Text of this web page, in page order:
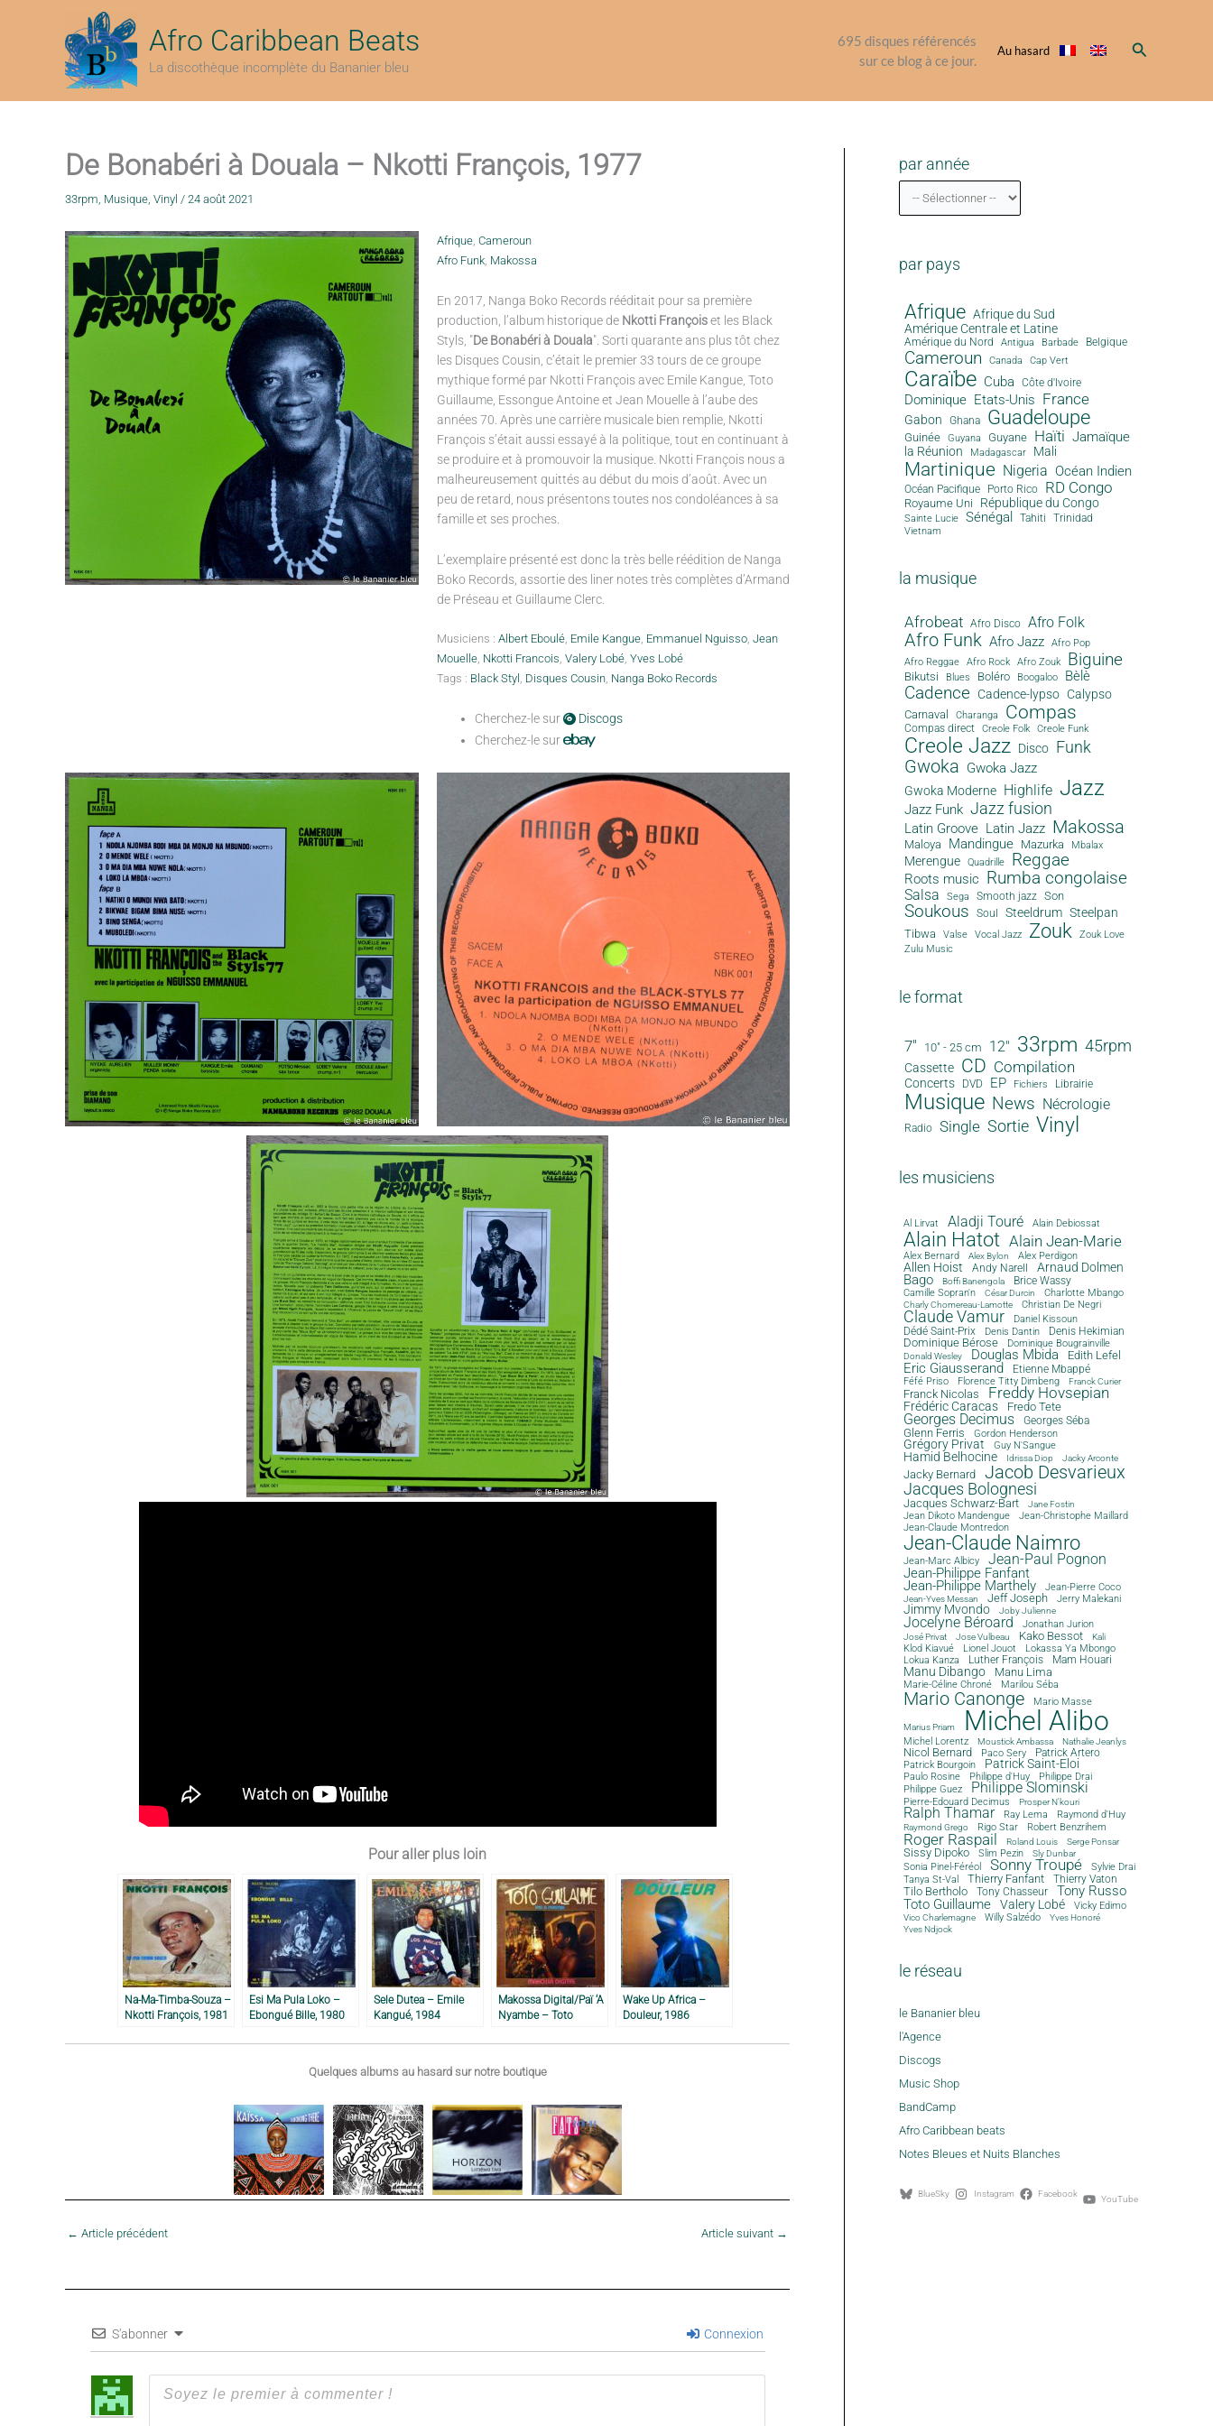
Afro Caribbean Beats
La discothèque incomplète du Bananier bleu
695 disques référencés
sur ce blog à ce jour.
Au hasard Rechercher
De Bonabéri à Douala – Nkotti François, 1977
33rpm, Musique, Vinyl / 24 août 2021
Afrique, Cameroun
Afro Funk, Makossa
En 2017, Nanga Boko Records rééditait pour sa première
production, l’album historique de Nkotti Françoiset les Black
Styls, "De Bonabéri à Douala". Sorti quarante ans plus tôt chez
les Disques Cousin, c’était le premier 33 tours de ce groupe
mythique formé par Nkotti François avec Emile Kangue, Toto
Guillaume, Essongue Antoine et Jean Mouelle à l’aube des
années 70. Après une carrière musicale bien remplie, Nkotti
François s’était aussi essayé à la politique, tout en continuant à
se produire et à promouvoir la musique. Nkotti François nous a
malheureusement quittés au début du mois d’août. Avec un
peu de retard, nous présentons toutes nos condoléances à sa
famille et ses proches.
L’exemplaire présenté est donc la très belle réédition de Nanga
Boko Records, assortie des liner notes très complètes d’Armand
de Préseau et Guillaume Clerc.
Musiciens : Albert Eboulé, Emile Kangue, Emmanuel Nguisso, Jean
Mouelle, Nkotti Francois Valery Lobé, Yves Lobé
Tags : Black Styl Disques Cousin, Nanga Boko Records
Cherchez-le sur
Discogs
Cherchez-le sur
Pour aller plus loin
Na-Ma-Timba-Souza –
Nkotti François, 1981
Esi Ma Pula Loko –
Ebongué Bille, 1980
Sele Dutea – Emile
Kangué, 1984
Makossa Digital/Paï ‘A
Nyambe – Toto
Wake Up Africa –
Douleur, 1986
Quelques albums au hasard sur notre boutique
← Article précédent Article suivant →
S'abonner Connexion
par année
par pays
Afrique Afrique du Sud
Amérique Centrale et Latine
Amérique du Nord Antigua Barbade Belgique
Cameroun Canada Cap Vert
Caraïbe Cuba Côte d'Ivoire
Dominique Etats-Unis France
Gabon Ghana Guadeloupe
Guinée Guyana Guyane Haïti Jamaïque
la Réunion Madagascar Mali
Martinique Nigeria Océan Indien
Océan Pacifique Porto Rico RD Congo
Royaume Uni République du Congo
Sainte Lucie Sénégal Tahiti Trinidad
Vietnam
la musique
Afrobeat Afro Disco Afro Folk
Afro Funk Afro Jazz
Afro Pop
Afro Reggae
Afro Rock Afro Zouk Biguine
Bikutsi Blues Boléro Boogaloo Bèlè
Cadence Cadence-lypso Calypso
Carnaval Charanga Compas
Compas direct Creole Folk Creole Funk
Creole Jazz Disco Funk
Gwoka Gwoka Jazz
Gwoka Moderne Highlife Jazz
Jazz Funk Jazz fusion
Latin Groove Latin Jazz Makossa
Maloya Mandingue Mazurka Mbalax
Merengue Quadrille Reggae
Roots music Rumba congolaise
Salsa Sega Smooth jazz Son
Soukous Soul Steeldrum Steelpan
Tibwa Valse Vocal Jazz Zouk
Zouk Love
Zulu Music
le format
7" 10" - 25 cm 12" 33rpm 45rpm
Cassette CD Compilation
Concerts DVD EP Fichiers Librairie
Musique News Nécrologie
Radio Single Sortie Vinyl
les musiciens
Al Lirvat Aladji Touré Alain Debiossat
Alain Hatot Alain Jean-Marie
Alex Bernard Alex Bylon Alex Perdigon
Allen Hoist Andy Narell Arnaud Dolmen
Bago Boffi Banengola
Brice Wassy
Camille Sopran'n
César Durcin Charlotte Mbango
Charly Chomereau-Lamotte Christian De Negri
Claude Vamur Daniel Kissoun
Dédé Saint-Prix Denis Dantin Denis Hekimian
Dominique Bérose Dominique Bougrainville
Donald Wesley Douglas Mbida Edith Lefel
Eric Giausserand Etienne Mbappé
Féfé Priso Florence Titty Dimbeng Franck Curier
Franck Nicolas Freddy Hovsepian
Frédéric Caracas Fredo Tete
Georges Decimus Georges Séba
Glenn Ferris Gordon Henderson
Grégory Privat Guy N'Sangue
Hamid Belhocine Idrissa Diop Jacky Arconte
Jacky Bernard Jacob Desvarieux
Jacques Bolognesi
Jacques Schwarz-Bart Jane Fostin
Jean Dikoto Mandengue
Jean-Christophe Maillard
Jean-Claude Montredon
Jean-Claude Naimro
Jean-Marc Albicy Jean-Paul Pognon
Jean-Philippe Fanfant
Jean-Philippe Marthely Jean-Pierre Coco
Jean-Yves Messan Jeff Joseph Jerry Malekani
Jimmy Mvondo Joby Julienne
Jocelyne Béroard Jonathan Jurion
José Privat Jose Vulbeau Kako Bessot Kali
Klod Kiavué Lionel Jouot
Lokassa Ya Mbongo
Lokua Kanza
Luther François Mam Houari
Manu Dibango Manu Lima
Marie-Céline Chroné Marilou Séba
Mario Canonge Mario Masse
Marius Priam Michel Alibo
Michel Lorentz Moustick Ambassa Nathalie Jeanlys
Nicol Bernard Paco Sery
Patrick Artero
Patrick Bourgoin
Patrick Saint-Eloi
Paulo Rosine Philippe d'Huy
Philippe Drai
Philippe Guez
Philippe Slominski
Pierre-Edouard Decimus Prosper N'kouri
Ralph Thamar Ray Lema Raymond d'Huy
Raymond Grego Rigo Star Robert Benzrihem
Roger Raspail Roland Louis Serge Ponsar
Sissy Dipoko Slim Pezin Sly Dunbar
Sonia Pinel-Féréol Sonny Troupé Sylvie Drai
Tanya St-Val Thierry Fanfant Thierry Vaton
Tilo Bertholo Tony Chasseur
Tony Russo
Toto Guillaume
Valery Lobé Vicky Edimo
Vico Charlemagne Willy Salzédo
Yves Honoré
Yves Ndjock
le réseau
le Bananier bleu
l'Agence
Discogs
Music Shop
BandCamp
Afro Caribbean beats
Notes Bleues et Nuits Blanches
BlueSky Instagram Facebook YouTube